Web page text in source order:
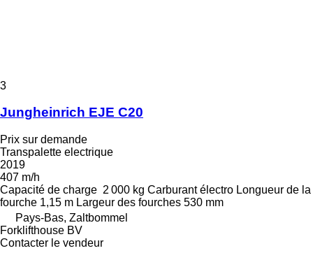
3
Jungheinrich EJE C20
Prix sur demande
Transpalette electrique
2019
407 m/h
Capacité de charge 2 000 kg Carburant électro Longueur de la
fourche 1,15 m Largeur des fourches 530 mm
Pays-Bas, Zaltbommel
Forklifthouse BV
Contacter le vendeur